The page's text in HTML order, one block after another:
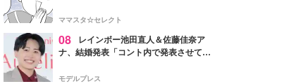
ママスタ☆セレクト
08
レインボー池田直人＆佐藤佳奈ア
ナ、結婚発表「コント内で発表させてい
点変更のため
モデルプレス